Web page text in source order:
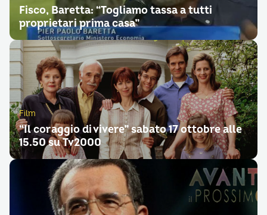
Fisco, Baretta: “Togliamo tassa a tutti
proprietari prima casa”
Film
“Il coraggio di vivere” sabato 17 ottobre alle
15.50 su Tv2000